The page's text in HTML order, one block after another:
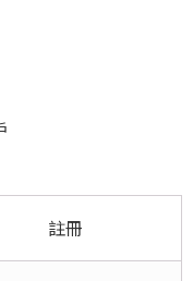
註冊